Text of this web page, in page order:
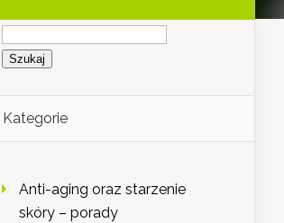
Szukaj:
Kategorie
Anti-aging oraz starzenie
skóry – porady